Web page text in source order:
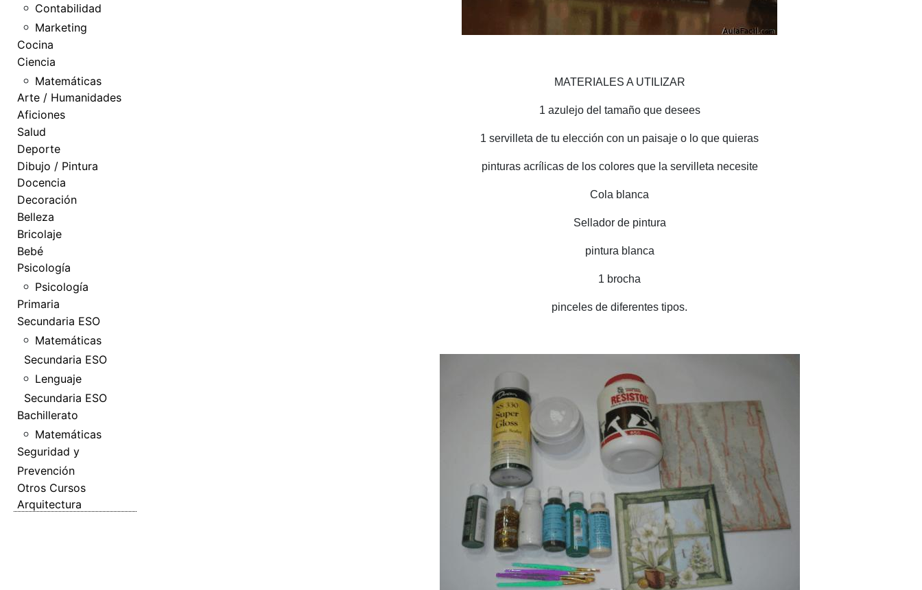
Contabilidad
Marketing
Cocina
Ciencia
Matemáticas
Arte / Humanidades
Aficiones
Salud
Deporte
Dibujo / Pintura
Docencia
Decoración
Belleza
Bricolaje
Bebé
Psicología
Psicología
Primaria
Secundaria ESO
Matemáticas
Secundaria ESO
Lenguaje
Secundaria ESO
Bachillerato
Matemáticas
Seguridad y
Prevención
Otros Cursos
Arquitectura
MATERIALES A UTILIZAR
1 azulejo del tamaño que desees
1 servilleta de tu elección con un paisaje o lo que quieras
pinturas acrílicas de los colores que la servilleta necesite
Cola blanca
Sellador de pintura
pintura blanca
1 brocha
pinceles de diferentes tipos.